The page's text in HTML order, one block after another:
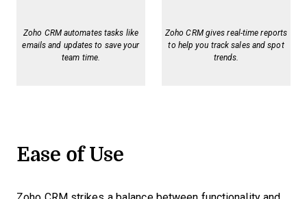
Zoho CRM automates tasks like
emails and updates to save your
team time.
Zoho CRM gives real-time reports
to help you track sales and spot
trends.
Ease of Use